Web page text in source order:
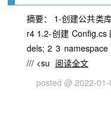
摘要： 1-创建公共类
r4 1.2-创建 Config.cs
dels; 2 3
/// <su 阅读全文
posted @ 2022-